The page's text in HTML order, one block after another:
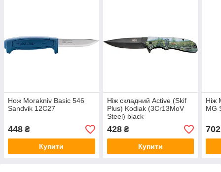
Нож Morakniv Basic 546
Sandvik 12C27
448 ₴
Купити
Ніж складний Active (Skif
Plus) Kodiak (3Cr13MoV
Steel) black
428₴
Купити
Ніж
MG
702